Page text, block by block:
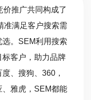
价推广共同构成了
准满足客户搜索需
。SEM利用搜索
客户，助力品牌
、搜狗、360，
雅虎，SEM都能